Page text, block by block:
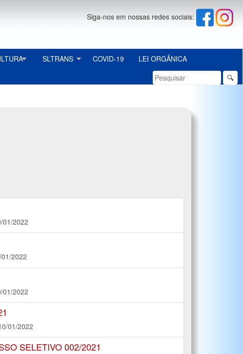
Siga-nos em nossas redes sociais:
SLTRANS COVID-19
LEI ORGÂNICA
🔍
2022
2022
2022
01/2022
SELETIVO 002/2021